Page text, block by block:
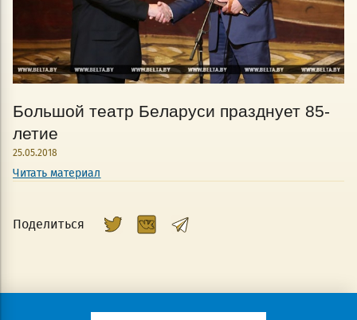
Большой театр Беларуси празднует 85-
летие
25.05.2018
Читать материал
Поделиться